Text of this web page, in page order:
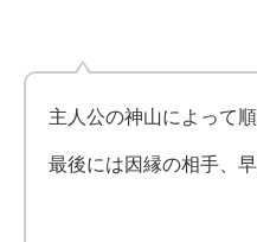
主人公の神山によって
最後には因縁の相手、